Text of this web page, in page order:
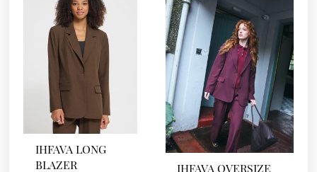
IHFAVA LONG
BLAZER
IHFAVA OVERSIZE